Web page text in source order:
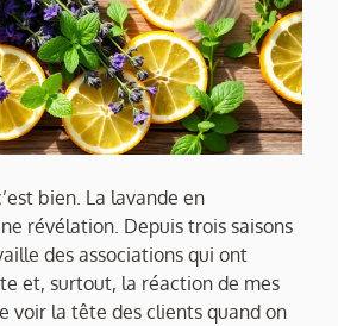
bien. La lavande en
révélation. Depuis trois saisons
des associations qui ont
et, surtout, la réaction de mes
voir la tête des clients quand on